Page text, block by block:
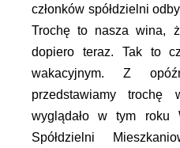
członków spółdzielni
Trochę to nasza wina,
dopiero teraz. Tak to
wakacyjnym. Z
przedstawiamy
wyglądało w tym roku
Spółdzielni